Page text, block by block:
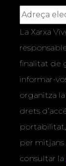
La Xarxa
finalitat de
informar-
organitza la
drets
per mitjans
consultar la